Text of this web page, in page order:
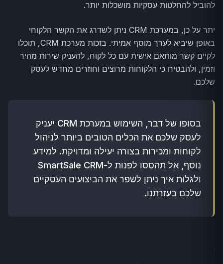
להוביל להחלטות עסקיות מושכלות יותר.
יתר על כן, במערכת CRM ניתן לשדרג את הקשר הלקוחי
באופן שיביא לערך מוסף אמיתי. בזכות מערכת CRM, תוכלו
לקיים קשר מותאם אישית עם כל לקוח, להעניק שירות מהיר
וזמין, ולהבטיח כי הלקוחות מרוצים וחוזרים מחדש לעסק
שלכם.
בסופו של דבר, השימוש במערכת CRM יעניק
לעסק שלכם את הכלים הטובים ביותר לניהול
לקוחות ומכירות בצורה יעילה ומדויקת. למידע
נוסף, אל תהססו לפנות ל-SmartSale CRM
ולגלות איך ניתן לשפר את הביצועים העסקיים
שלכם בעזרתנו.